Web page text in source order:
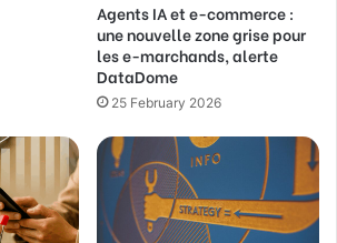
Agents IA et e-commerce :
une nouvelle zone grise pour
les e-marchands, alerte
DataDome
25 February 2026